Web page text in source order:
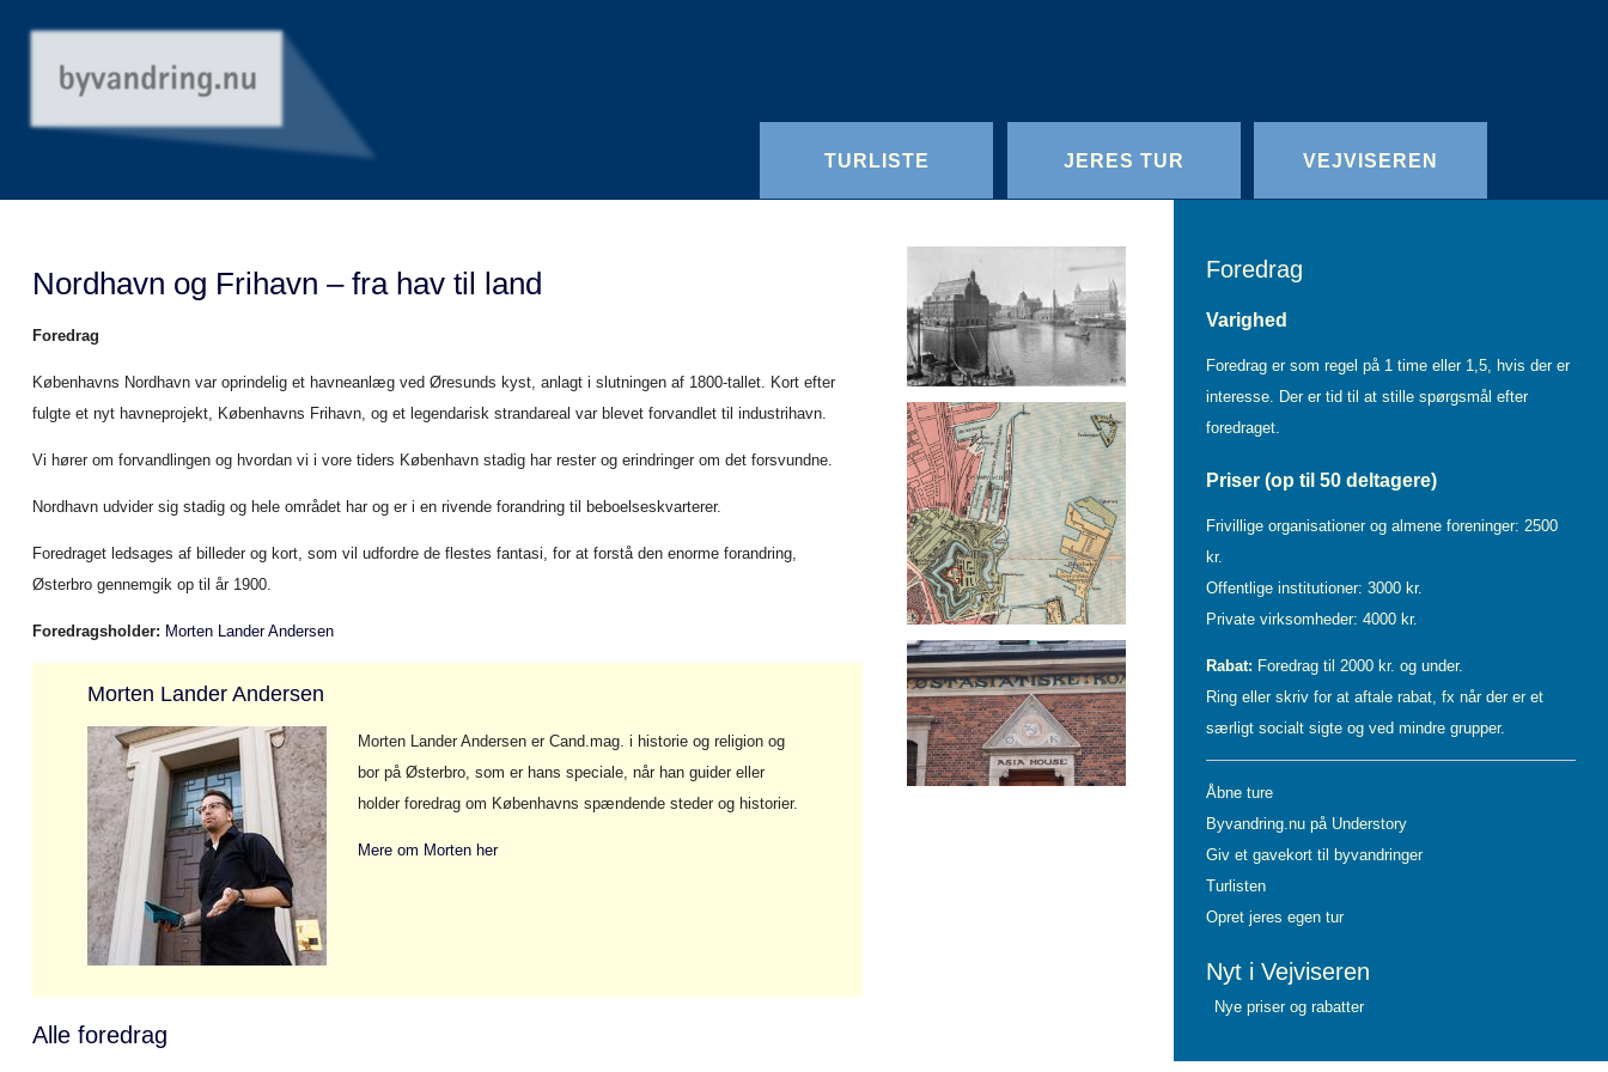
TURLISTE JERES TUR VEJVISEREN
Nordhavn og Frihavn – fra hav til land
Foredrag
Københavns Nordhavn var oprindelig et havneanlæg ved Øresunds kyst, anlagt i slutningen af 1800-tallet. Kort efter
fulgte et nyt havneprojekt, Københavns Frihavn, og et legendarisk strandareal var blevet forvandlet til industrihavn.
Vi hører om forvandlingen og hvordan vi i vore tiders København stadig har rester og erindringer om det forsvundne.
Nordhavn udvider sig stadig og hele området har og er i en rivende forandring til beboelseskvarterer.
Foredraget ledsages af billeder og kort, som vil udfordre de flestes fantasi, for at forstå den enorme forandring,
Østerbro gennemgik op til år 1900.
Foredragsholder: Morten Lander Andersen
Morten Lander Andersen
Morten Lander Andersen er Cand.mag. i historie og religion og
bor på Østerbro, som er hans speciale, når han guider eller
holder foredrag om Københavns spændende steder og historier.
Mere om Morten her
Alle foredrag
Foredrag
Varighed
Foredrag er som regel på 1 time eller 1,5, hvis der er
interesse. Der er tid til at stille spørgsmål efter
foredraget.
Priser (op til 50 deltagere)
Frivillige organisationer og almene foreninger: 2500
kr.
Offentlige institutioner: 3000 kr.
Private virksomheder: 4000 kr.
Rabat: Foredrag til 2000 kr. og under.
Ring eller skriv for at aftale rabat, fx når der er et
særligt socialt sigte og ved mindre grupper.
Åbne ture
Byvandring.nu på Understory
Giv et gavekort til byvandringer
Turlisten
Opret jeres egen tur
Nyt i Vejviseren
Nye priser og rabatter